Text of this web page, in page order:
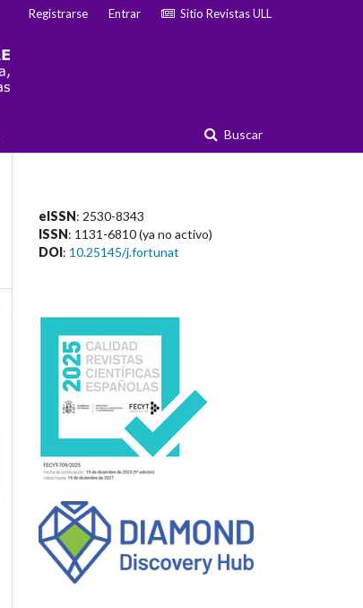
Buscar
Registrarse Entrar Sitio Revistas ULL
eISSN: 2530-8343
ISSN: 1131-6810 (ya no activo)
DOI: 10.25145/j.fortunat